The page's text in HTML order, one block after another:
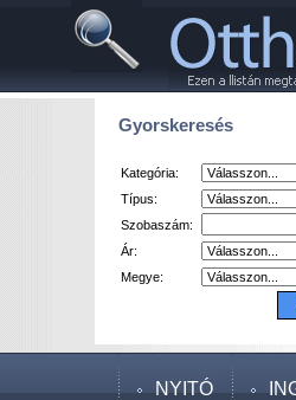
Gyorskeresés
Kategória:
Típus:
Szobaszám:
Ár:
Megye:
NYITÓ